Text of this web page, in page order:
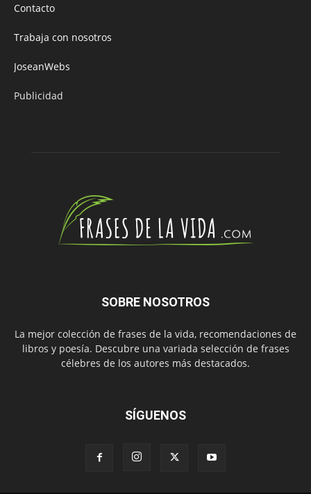
Contacto
Trabaja con nosotros
JoseanWebs
Publicidad
SOBRE NOSOTROS
La mejor colección de frases de la vida, recomendaciones de
libros y poesía. Descubre una variada selección de frases
célebres de los autores más destacados.
SÍGUENOS